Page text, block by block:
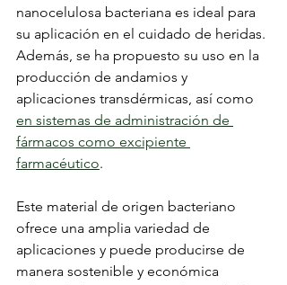
nanocelulosa bacteriana es ideal para
su aplicación en el cuidado de heridas.
Además, se ha propuesto su uso en la
producción de andamios y
aplicaciones transdérmicas, así como
en sistemas de administración de
fármacos como excipiente
farmacéutico.
Este material de origen bacteriano
ofrece una amplia variedad de
aplicaciones y puede producirse de
manera sostenible y económica